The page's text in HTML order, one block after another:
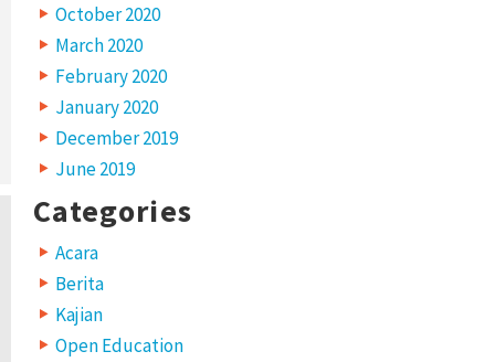
October 2020
March 2020
February 2020
January 2020
December 2019
June 2019
Categories
Acara
Berita
Kajian
Open Education